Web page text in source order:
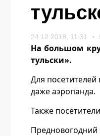
24.12.2018, 11:31
На большом
тульски».
Для
даже аэропанда.
Также